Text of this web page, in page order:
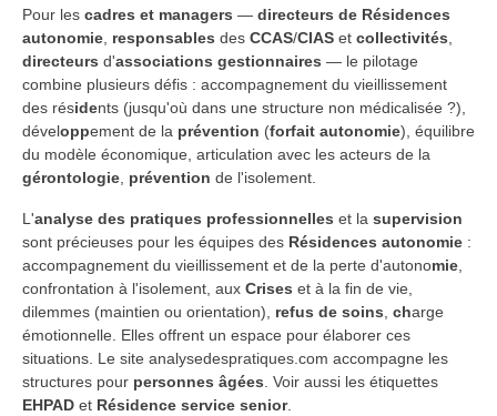
Pour les cadres et managers — directeurs de Résidences
autonomie responsables des CCAS/CIAS et collectivités
directeurs d'associations gestionnaires — le pilotage
combine plusieurs défis : accompagnement du vieillissement
des résidents (jusqu'où dans une structure non médicalisée ?),
développement de la prévention (forfait autonomie), équilibre
du modèle économique, articulation avec les acteurs de la
gérontologie prévention de l'isolement.
L'analyse des pratiques professionnelles et la supervision
sont précieuses pour les équipes des Résidences autonomie :
accompagnement du vieillissement et de la perte d'autonomie,
confrontation à l'isolement, aux Crises et à la fin de vie,
dilemmes (maintien ou orientation), refus de soins, charge
émotionnelle. Elles offrent un espace pour élaborer ces
situations. Le site analysedespratiques.com accompagne les
structures pour personnes âgées. Voir aussi les étiquettes
EHPAD et Résidence service senior.